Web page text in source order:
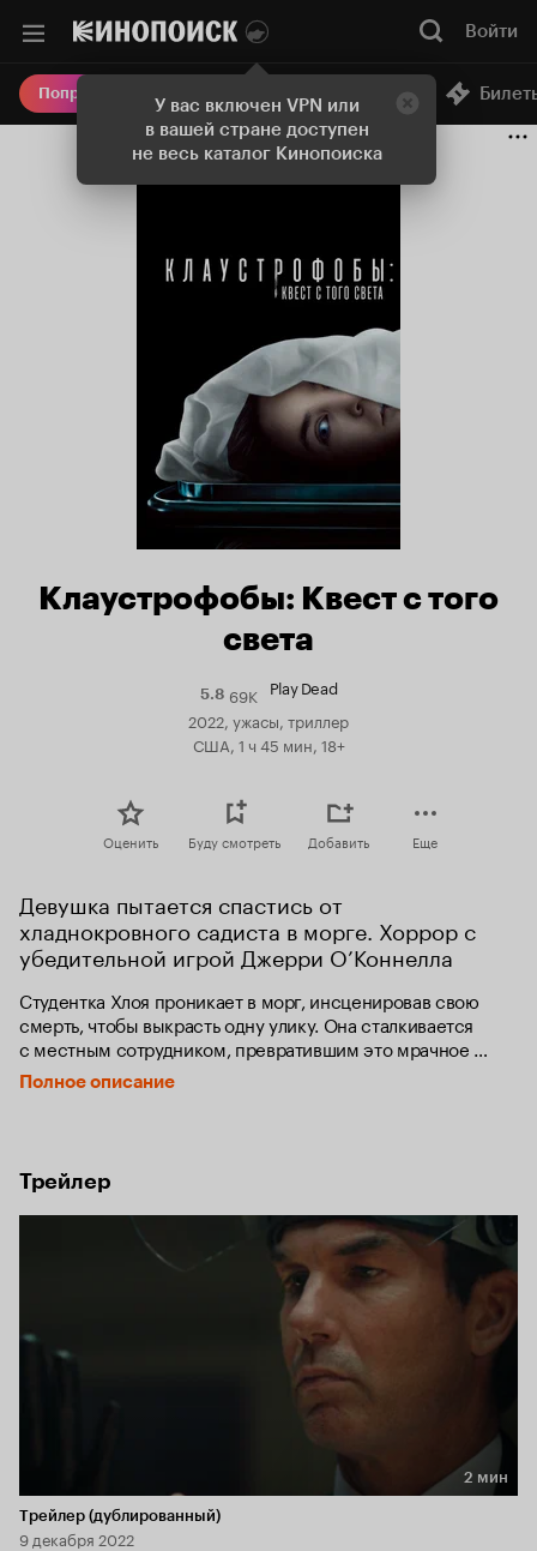
У вас включен VPN или
в вашей стране доступен
не весь каталог Кинопоиска
Войти
Попробовать Плюс Онлайн-кинотеатр
Клаустрофобы: Квест с того
света
5.8Рейтинг
Кинопоиска
5.8
69K Play Dead
2022, ужасы, триллер
США, 1 ч 45 мин, 18+
Оценить Буду смотреть Добавить Еще
Девушка пытается спастись от
хладнокровного садиста в морге. Хоррор с
убедительной игрой Джерри О’Коннелла
Студентка Хлоя проникает в морг, инсценировав свою
смерть, чтобы выкрасть одну улику. Она сталкивается
с местным сотрудником, превратившим это мрачное
заведение в чудовищную ловушку.
Полное описание
Трейлер
Длительность 2 мин
2 мин
Трейлер (дублированный)
9 декабря 2022